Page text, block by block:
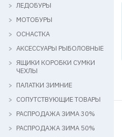
ЛЕДОБУРЫ
МОТОБУРЫ
ОСНАСТКА
АКСЕССУАРЫ РЫБОЛОВНЫЕ
ЯЩИКИ КОРОБКИ СУМКИ
ЧЕХЛЫ
ПАЛАТКИ ЗИМНИЕ
СОПУТСТВУЮЩИЕ ТОВАРЫ
РАСПРОДАЖА ЗИМА 30%
РАСПРОДАЖА ЗИМА 50%